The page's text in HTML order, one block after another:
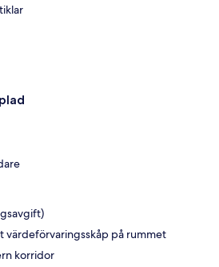
värdeförvaringsskåp på rummet
korridor